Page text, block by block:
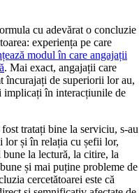
cu adevărat o concluzie
experiența pe care
modul în care angajații
. Mai exact, angajații care
încurajați de superiorii lor au,
implicați în interacțiunile de
tratați bine la serviciu, s-au
lor și în relația cu șefii lor,
la lectură, la citire, la
și mai puține probleme de
cercetătoarei este că